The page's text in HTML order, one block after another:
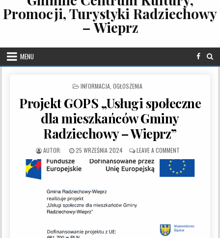
Promocji, Turystyki Radziechowy
– Wieprz
MENU
POSTED IN
INFORMACJA OGŁOSZENIA
Projekt GOPS „Usługi społeczne
dla mieszkańców Gminy
Radziechowy – Wieprz”
PUBLISHED DATE:
25 WRZEŚNIA 2024 LEAVE A COMMENTON PROJEKT